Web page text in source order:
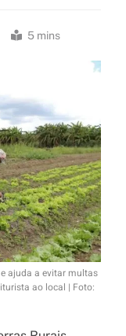
5 mins
ajuda a evitar multas
ao local | Foto: